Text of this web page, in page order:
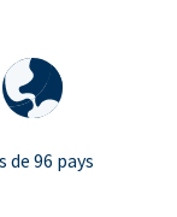
de 96 pays